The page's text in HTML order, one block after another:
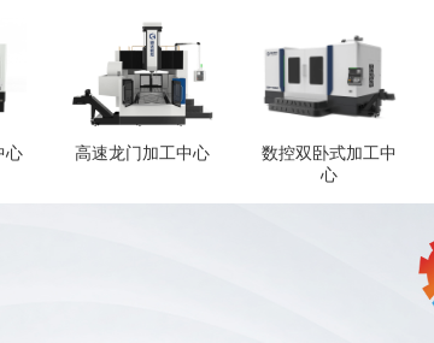
心 高速龙门加工中心
数控双卧式加工中
心